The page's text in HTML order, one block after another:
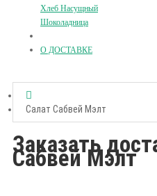
Хлеб Насущный
Шоколадница
О ДОСТАВКЕ
Салат Сабвей Мэлт
Заказать
Сабвей Мэлт